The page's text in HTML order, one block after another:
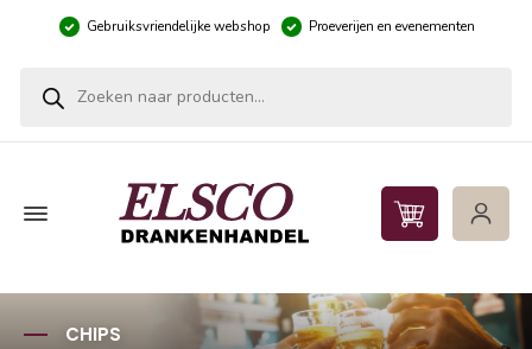
Gebruiksvriendelijke webshop Proeverijen en evenementen
CHIPS